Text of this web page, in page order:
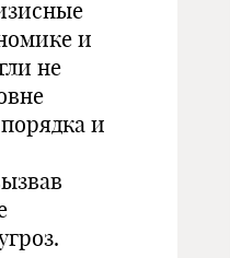
и
не
и